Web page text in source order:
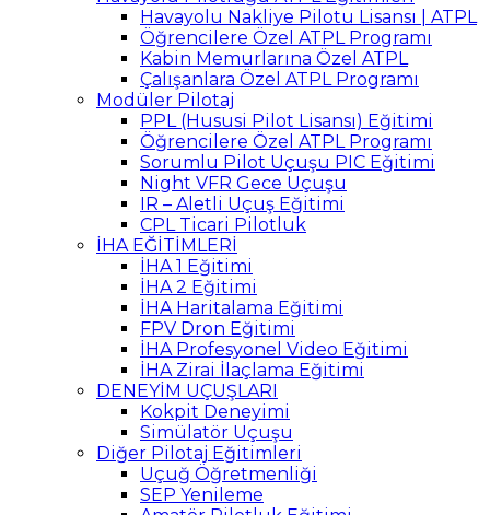
Havayolu Nakliye Pilotu Lisansı | ATPL
Öğrencilere Özel ATPL Programı
Kabin Memurlarına Özel ATPL
Çalışanlara Özel ATPL Programı
Modüler Pilotaj
PPL (Hususi Pilot Lisansı) Eğitimi
Öğrencilere Özel ATPL Programı
Sorumlu Pilot Uçuşu PIC Eğitimi
Night VFR Gece Uçuşu
IR – Aletli Uçuş Eğitimi
CPL Ticari Pilotluk
İHA EĞİTİMLERİ
İHA 1 Eğitimi
İHA 2 Eğitimi
İHA Haritalama Eğitimi
FPV Dron Eğitimi
İHA Profesyonel Video Eğitimi
İHA Zirai İlaçlama Eğitimi
DENEYİM UÇUŞLARI
Kokpit Deneyimi
Simülatör Uçuşu
Diğer Pilotaj Eğitimleri
Uçuğ Öğretmenliği
SEP Yenileme